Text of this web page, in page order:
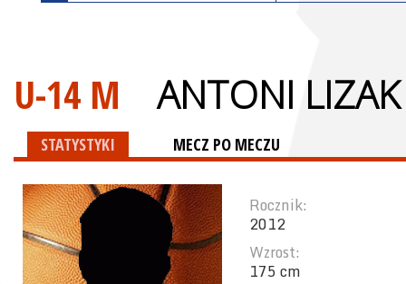
U-14 M ANTONI LIZAK
STATYSTYKI MECZ PO MECZU
Rocznik:
2012
Wzrost:
175 cm